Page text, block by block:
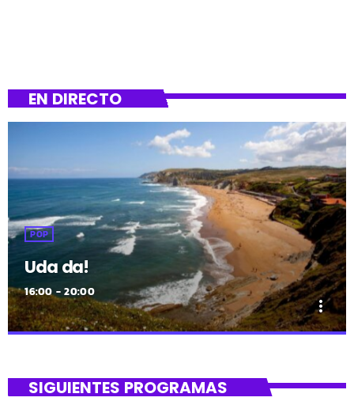
EN DIRECTO
POP
Uda da!
16:00 - 20:00
more_vert
¡Toda la música!
SIGUIENTES PROGRAMAS